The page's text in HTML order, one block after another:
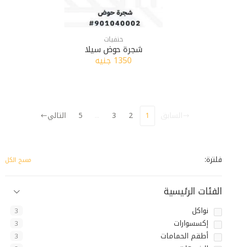
حنفيات
شجرة حوض سيلا
1350 جنيه
1
2
3
5 التالي
فلترة: مسح الكل
الفئات الرئيسية
نواكل 3
إكسسوارات 3
أطقم الحمامات 3